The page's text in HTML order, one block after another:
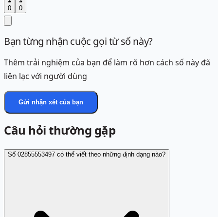
0 0
Bạn từng nhận cuộc gọi từ số này?
Thêm trải nghiệm của bạn để làm rõ hơn cách số này đã
liên lạc với người dùng
Gửi nhận xét của bạn
Câu hỏi thường gặp
Số 02855553497 có thể viết theo những định dạng nào?